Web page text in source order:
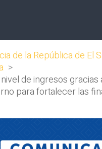
de la República de El
>
de ingresos gracias
para fortalecer las